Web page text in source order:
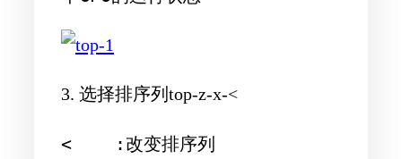
3. 选择排序列top-z-x-<
<    :改变排序列